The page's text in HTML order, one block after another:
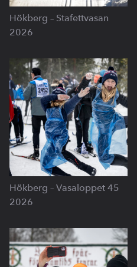
Hökberg – Stafettvasan
2026
Hökberg – Vasaloppet 45
2026